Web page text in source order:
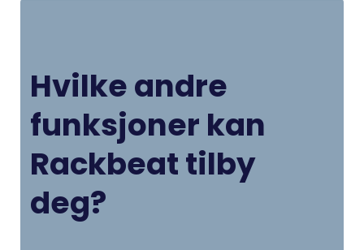
Hvilke andre
funksjoner kan
Rackbeat tilby
deg?